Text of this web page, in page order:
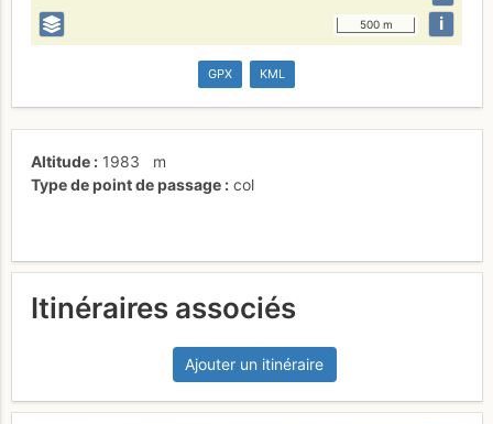
500 m i
GPX KML
Altitude 1983
m
Type de point de passage
col
Itinéraires associés
Ajouter un itinéraire